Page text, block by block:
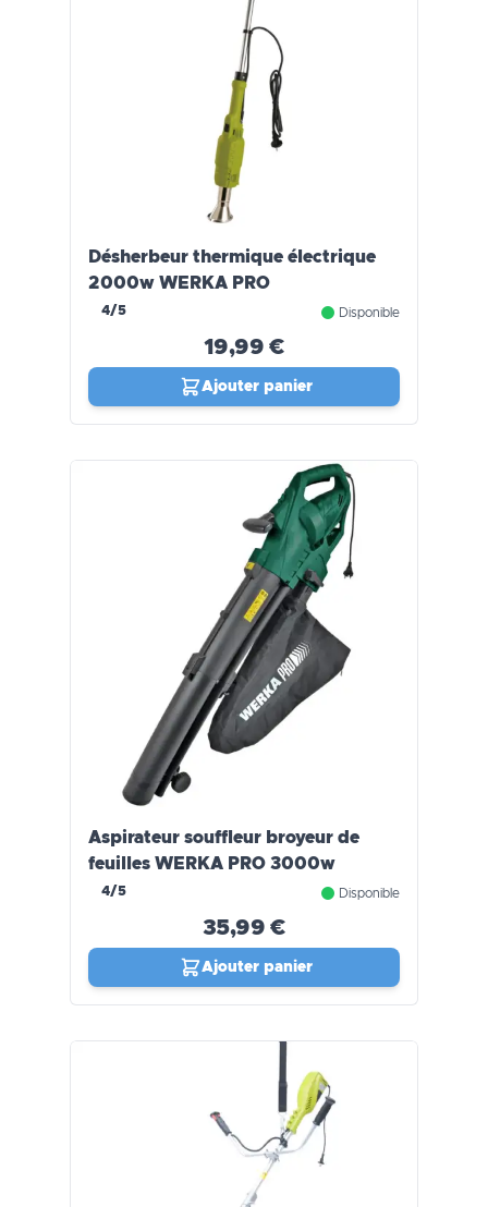
Désherbeur thermique électrique
2000w WERKA PRO
4/5 Disponible
19,99 €
Ajouter panier
Aspirateur souffleur broyeur de
feuilles WERKA PRO 3000w
4/5 Disponible
35,99 €
Ajouter panier